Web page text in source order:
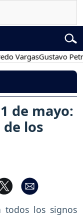
Gustavo Petro
de mayo:
los